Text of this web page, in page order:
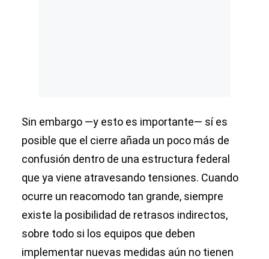
Sin embargo —y esto es importante— sí es
posible que el cierre añada un poco más de
confusión dentro de una estructura federal
que ya viene atravesando tensiones. Cuando
ocurre un reacomodo tan grande, siempre
existe la posibilidad de retrasos indirectos,
sobre todo si los equipos que deben
implementar nuevas medidas aún no tienen